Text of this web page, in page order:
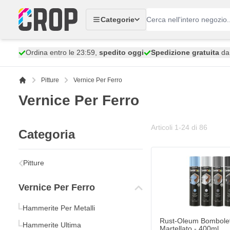
Categorie
Ordina entro le 23:59, spedito oggi Spedizione gratuita
Pitture Vernice Per Ferro
Vernice Per Ferro
Categoria
Pitture
Vernice Per Ferro
Hammerite Per Metalli
Hammerite Ultima
Articoli 1 -24 di 86
Spedito oggi
Rust-Oleum